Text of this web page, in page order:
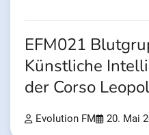
EFM021
Künstliche
der Corso
Evolution FM 20. Mai